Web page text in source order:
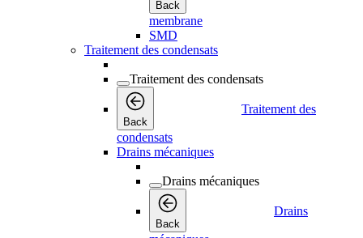
Back
membrane
SMD
Traitement des condensats
Traitement des condensats
Back
Traitement des
condensats
Drains mécaniques
Drains mécaniques
Back
Drains